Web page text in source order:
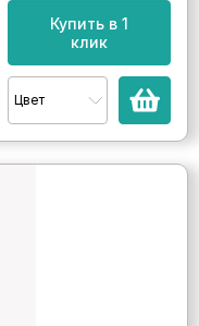
Купить в 1
клик
Цвет